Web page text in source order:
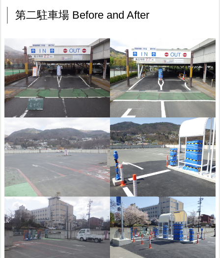
第二駐車場 Before and After